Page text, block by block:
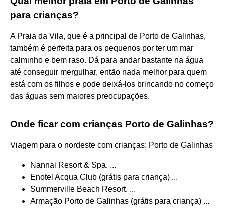
para crianças?
A Praia da Vila, que é a principal de Porto de Galinhas,
também é perfeita para os pequenos por ter um mar
calminho e bem raso. Dá para andar bastante na água
até conseguir mergulhar, então nada melhor para quem
está com os filhos e pode deixá-los brincando no começo
das águas sem maiores preocupações.
Onde ficar com crianças Porto de Galinhas?
Viagem para o nordeste com crianças: Porto de Galinhas
Nannai Resort & Spa. ...
Enotel Acqua Club (grátis para criança) ...
Summerville Beach Resort. ...
Armação Porto de Galinhas (grátis para criança) ...